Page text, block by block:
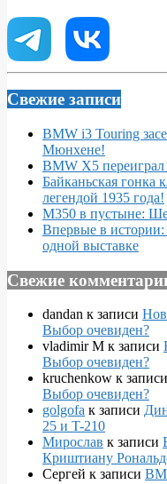
Свежие записи
BMW i3 Touring
Мюнхене!
BMW X5
Байканьская гонка
легендой 1935 года!
M350 в пустыне:
Впервые в истории:
одной выставке
Свежие
dandan к записи
Выбор очевиден?
vladimir M к записи
Выбор очевиден?
kruchenkow к записи
Выбор очевиден?
golgofa к записи
25 и T-210
Мирослав к записи
Криштиану
Сергей к записи